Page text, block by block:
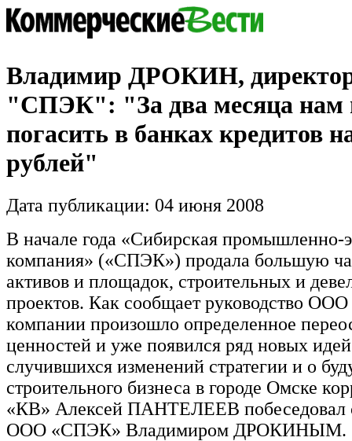
Владимир ДРОКИН,
"СПЭК": "За два месяца нам
погасить в банках кредитов
рублей"
Дата публикации: 04 июня 2008
В начале года «Сибирская промышленно-
компания» («СПЭК») продала большую
активов и площадок, строительных и
проектов. Как сообщает руководство
компании произошло определенное
ценностей и уже появился ряд новых
случившихся изменений стратегии и о
строительного бизнеса в городе Омске
«КВ» Алексей ПАНТЕЛЕЕВ побеседовал
ООО «СПЭК» Владимиром ДРОКИНЫМ.